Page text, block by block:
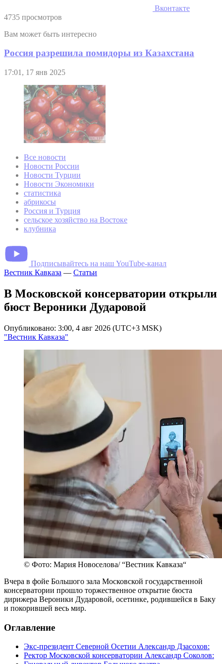
Вконтакте
4735 просмотров
Вам может быть интересно
Россия разрешила помидоры из Казахстана
17:01, 17 янв 2025
Все новости
Новости России
Новости Турции
Новости Экономики
статистика
абрикосы
Россия и Турция
сельское хозяйство на Востоке
клубника
Подписывайтесь на наш YouTube-канал
Вестник Кавказа — Статьи
В Московской консерватории открыли
бюст Вероники Дударовой
Опубликовано: 3:00, 4 авг 2026 (UTC+3 MSK)
"Вестник Кавказа"
© Фото: Мария Новоселова/ “Вестник Кавказа“
Вчера в фойе Большого зала Московской государственной
консерватории прошло торжественное открытие бюста
дирижера Вероники Дударовой, осетинке, родившейся в Баку
и покорившей весь мир.
Оглавление
Экс-президент Северной Осетии Александр Дзасохов:
Ректор Московской консерватории Александр Соколов: